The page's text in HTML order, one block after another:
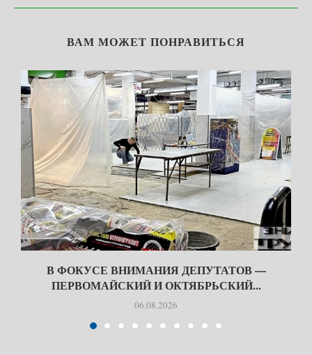
ВАМ МОЖЕТ ПОНРАВИТЬСЯ
В ФОКУСЕ ВНИМАНИЯ ДЕПУТАТОВ —
ПЕРВОМАЙСКИЙ И ОКТЯБРЬСКИЙ...
06.08.2026